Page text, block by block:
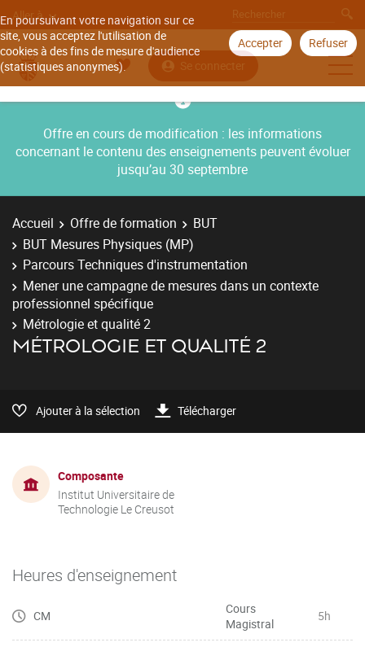
En poursuivant votre navigation sur ce
site, vous acceptez l'utilisation de
cookies à des fins de mesure d'audience
(statistiques anonymes).
Accepter Refuser
Aller à
Se connecter
Offre en cours de modification : les informations
concernant le contenu des enseignements peuvent évoluer
jusqu’au 30 septembre
Accueil Offre de formation
BUT
BUT Mesures Physiques (MP)
Parcours Techniques d'instrumentation
Mener une campagne de mesures dans un contexte
professionnel spécifique
Métrologie et qualité 2
MÉTROLOGIE ET QUALITÉ 2
Ajouter à la sélection Télécharger
Composante
Institut Universitaire de
Technologie Le Creusot
Heures d'enseignement
CM
Cours
Magistral
5h